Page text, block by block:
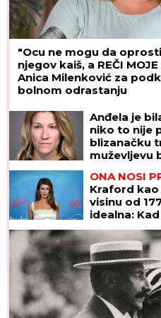
"Ocu ne mogu da
njegov kaiš, a REČI MOJE
Anica Milenković za
bolnom odrastanju
Anđela je
niko to nije
blizanačku
muževljevu
krajnji cilj
ONA NOSI
Kraford kao
visinu od
idealna:
preko 20